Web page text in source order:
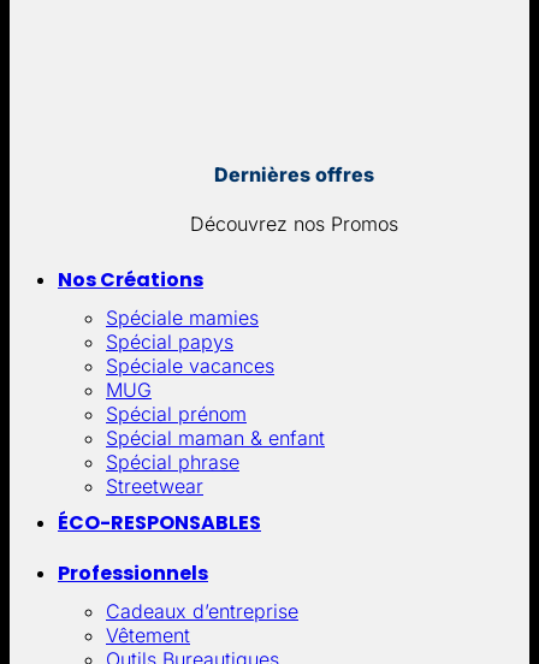
Dernières offres
Découvrez nos Promos
Nos Créations
Spéciale mamies
Spécial papys
Spéciale vacances
MUG
Spécial prénom
Spécial maman & enfant
Spécial phrase
Streetwear
ÉCO-RESPONSABLES
Professionnels
Cadeaux d’entreprise
Vêtement